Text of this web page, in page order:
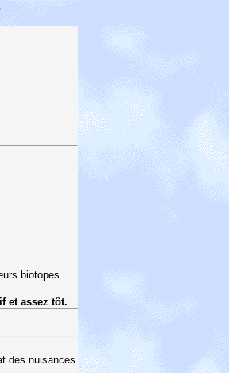
biotopes
et assez tôt.
des nuisances